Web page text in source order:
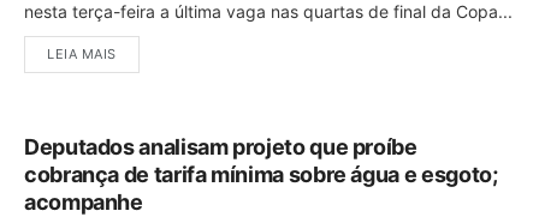
nesta terça-feira a última vaga nas quartas de final da Copa...
LEIA MAIS
Deputados analisam projeto que proíbe
cobrança de tarifa mínima sobre água e esgoto;
acompanhe